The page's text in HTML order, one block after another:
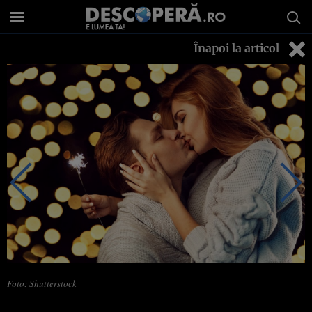
Înapoi la articol
Foto: Shutterstock